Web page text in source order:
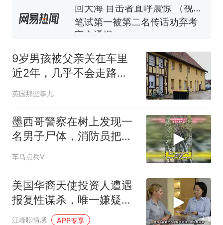
来源：参考消息）
笔试第一被第二名传话劝弃考
官方通报
么？
9岁男孩被父亲关在车里
近2年，几乎不会走路
了，还说都是为了儿子
好？
英国那些事儿
墨西哥警察在树上发现一
名男子尸体，消防员把尸
体从树上解救下来
车马点兵V
美国华裔天使投资人遭遇
报复性谋杀，唯一嫌疑人
竟被释放出狱！
江峰聊情感 APP专享